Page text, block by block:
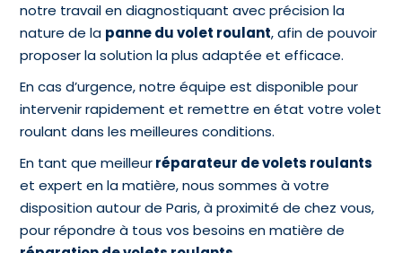
notre travail en diagnostiquant avec précision la
nature de la panne du volet roulant, afin de pouvoir
proposer la solution la plus adaptée et efficace.
En cas d’urgence, notre équipe est disponible pour
intervenir rapidement et remettre en état votre volet
roulant dans les meilleures conditions.
En tant que meilleurréparateur de volets roulants
et expert en la matière, nous sommes à votre
disposition autour de Paris, à proximité de chez vous,
pour répondre à tous vos besoins en matière de